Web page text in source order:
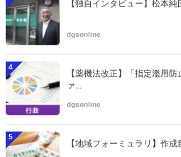
【独自インタビュー】松本
dgsonline
4
【薬機法改正】「指定濫用
ァ...
dgsonline
5
【地域フォーミュラリ】作成